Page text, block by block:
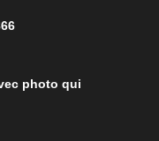
photo qui